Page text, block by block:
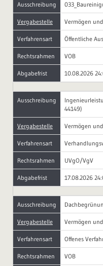
Ausschreibung
Vergabestelle Vermögen
Verfahrensart Öffentliche
Rechtsrahmen VOB
Abgabefrist 10.08.2026
Ausschreibung
44149)
Vergabestelle Vermögen
Verfahrensart
Rechtsrahmen UVgO/VgV
Abgabefrist 17.08.2026
Ausschreibung
Vergabestelle Vermögen
Verfahrensart Offenes
Rechtsrahmen VOB